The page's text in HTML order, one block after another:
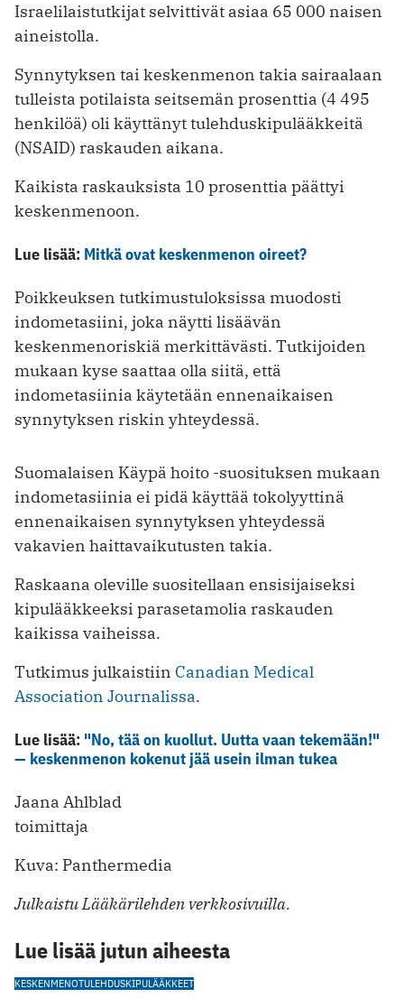
Israelilaistutkijat selvittivät asiaa 65 000 naisen
aineistolla.
Synnytyksen tai keskenmenon takia sairaalaan
tulleista potilaista seitsemän prosenttia (4 495
henkilöä) oli käyttänyt tulehduskipulääkkeitä
(NSAID) raskauden aikana.
Kaikista raskauksista 10 prosenttia päättyi
keskenmenoon.
Lue lisää: Mitkä ovat keskenmenon oireet?
Poikkeuksen tutkimustuloksissa muodosti
indometasiini, joka näytti lisäävän
keskenmenoriskiä merkittävästi. Tutkijoiden
mukaan kyse saattaa olla siitä, että
indometasiinia käytetään ennenaikaisen
synnytyksen riskin yhteydessä.
Suomalaisen Käypä hoito -suosituksen mukaan
indometasiinia ei pidä käyttää tokolyyttinä
ennenaikaisen synnytyksen yhteydessä
vakavien haittavaikutusten takia.
Raskaana oleville suositellaan ensisijaiseksi
kipulääkkeeksi parasetamolia raskauden
kaikissa vaiheissa.
Tutkimus julkaistiin Canadian Medical
Association Journalissa.
Lue lisää: "No, tää on kuollut. Uutta vaan tekemään!"
— keskenmenon kokenut jää usein ilman tukea
Jaana Ahlblad
toimittaja
Kuva: Panthermedia
Julkaistu Lääkärilehden verkkosivuilla.
Lue lisää jutun aiheesta
KESKENMENOTULEHDUSKIPULÄÄKKEET